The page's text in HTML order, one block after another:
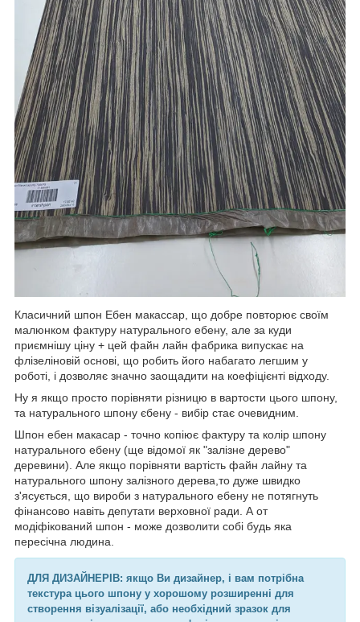
Класичний шпон Ебен макассар, що добре повторює своїм
малюнком фактуру натурального ебену, але за куди
приємнішу ціну + цей файн лайн фабрика випускає на
флізеліновій основі, що робить його набагато легшим у
роботі, і дозволяє значно заощадити на коефіцієнті відходу.
Ну я якщо просто порівняти різницю в вартости цього шпону,
та натурального шпону єбену - вибір стає очевидним.
Шпон ебен макасар - точно копіює фактуру та колір шпону
натурального ебену (ще відомої як "залізне дерево"
деревини). Але якщо порівняти вартість файн лайну та
натурального шпону залізного дерева,то дуже швидко
з'ясується, що вироби з натурального ебену не потягнуть
фінансово навіть депутати верховної ради. А от
модіфікований шпон - може дозволити собі будь яка
пересічна людина.
ДЛЯ ДИЗАЙНЕРІВ: якщо Ви дизайнер, і вам потрібна
текстура цього шпону у хорошому розширенні для
створення візуалізації, або необхідний зразок для